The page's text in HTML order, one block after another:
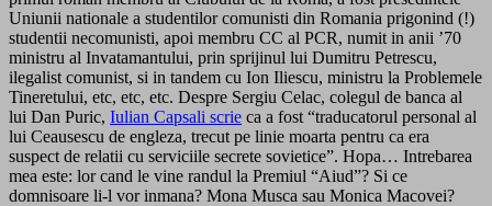
Uniunii nationale a studentilor comunisti din Romania prigonind (!)
studentii necomunisti, apoi membru CC al PCR, numit in anii ’70
ministru al Invatamantului, prin sprijinul lui Dumitru Petrescu,
ilegalist comunist, si in tandem cu Ion Iliescu, ministru la Problemele
Tineretului, etc, etc, etc. Despre Sergiu Celac, colegul de banca al
lui Dan Puric, Iulian Capsali scrie ca a fost “traducatorul personal al
lui Ceausescu de engleza, trecut pe linie moarta pentru ca era
suspect de relatii cu serviciile secrete sovietice”. Hopa… Intrebarea
mea este: lor cand le vine randul la Premiul “Aiud”? Si ce
domnisoare li-l vor inmana? Mona Musca sau Monica Macovei?